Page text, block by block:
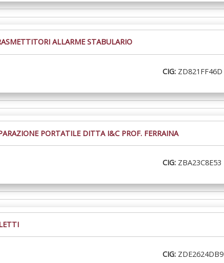
ALLARME STABULARIO
CIG: ZD821FF46D
PORTATILE DITTA I&C PROF. FERRAINA
CIG: ZBA23C8E53
CIG: ZDE2624DB9